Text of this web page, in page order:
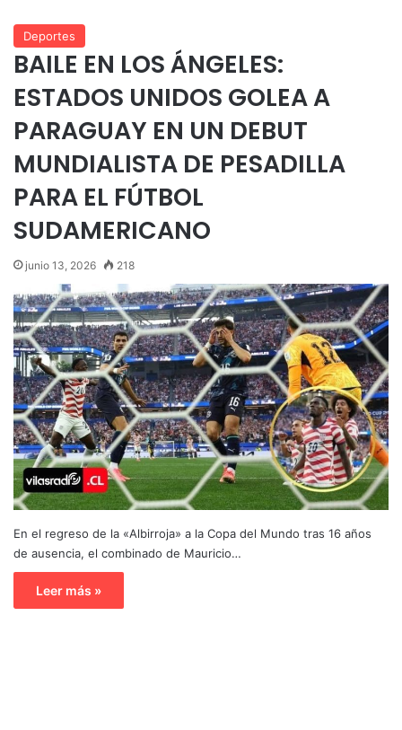
Deportes
BAILE EN LOS ÁNGELES:
ESTADOS UNIDOS GOLEA A
PARAGUAY EN UN DEBUT
MUNDIALISTA DE PESADILLA
PARA EL FÚTBOL
SUDAMERICANO
junio 13, 2026 218
En el regreso de la «Albirroja» a la Copa del Mundo tras 16 años
de ausencia, el combinado de Mauricio…
Leer más »